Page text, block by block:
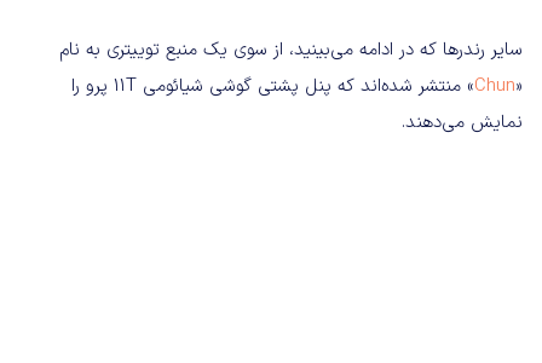
سایر رندرها که در ادامه می‌بینید، از سوی یک منبع توییتری به نام
«
Chun
» منتشر شده‌اند که پنل پشتی گوشی شیائومی 11T پرو را
نمایش می‌دهند.